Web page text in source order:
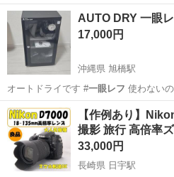
Olymp…
広島 広島市 生活家電
AUTO DRY 一眼
17,000円
沖縄県 旭橋駅
オートドライです #一眼レフ 使わない
沖縄 那覇市 旭橋駅 カメラ
【作例あり】
撮影 旅行 高倍率
33,000円
長崎県 日宇駅